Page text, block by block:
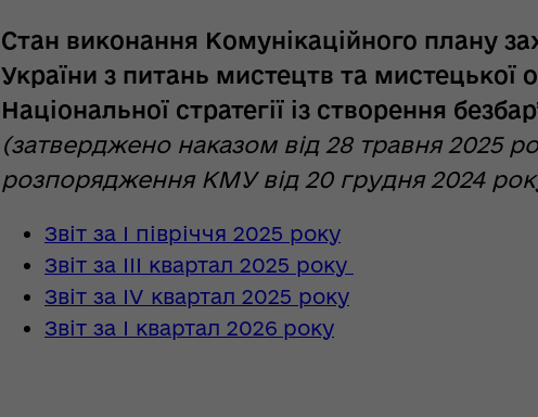
Стан виконання Комунікаційного плану
України з питань мистецтв та мистецької
Національної стратегії із створення
(затверджено наказом від 28 травня 2025
розпорядження КМУ від 20 грудня 2024
Звіт за І півріччя 2025 року
Звіт за ІІІ квартал 2025 року
Звіт за IV квартал 2025 року
Звіт за I квартал 2026 року